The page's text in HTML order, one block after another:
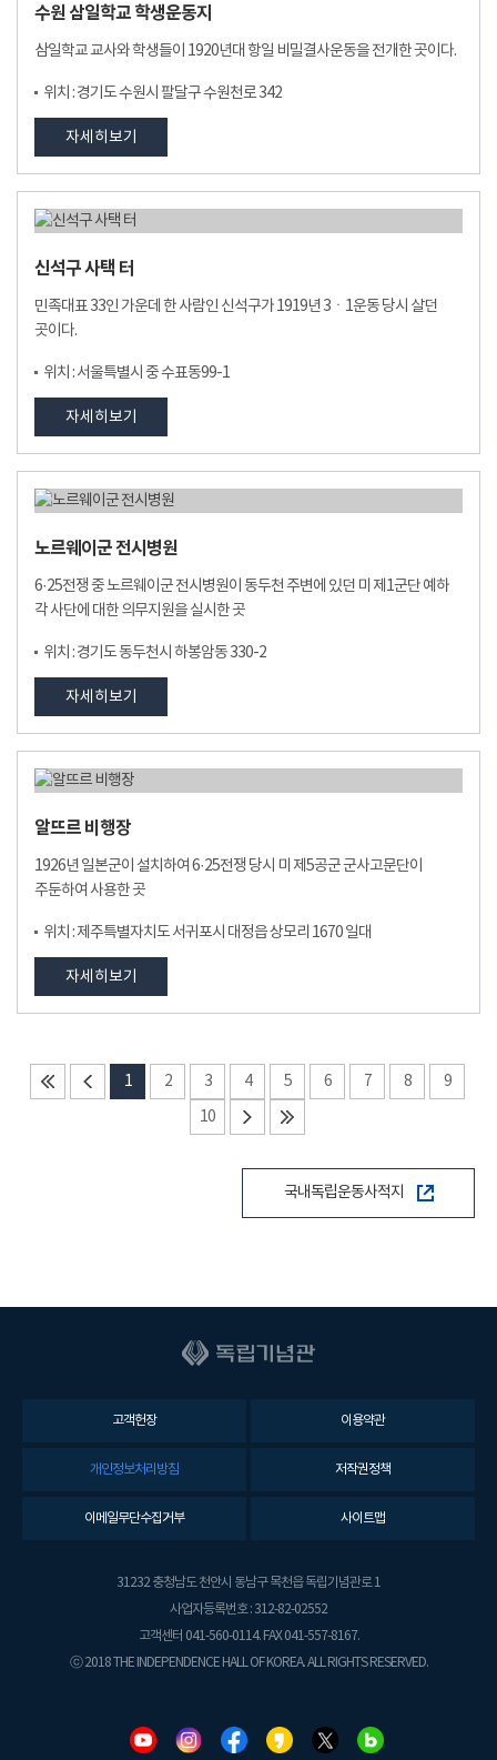
수원 삼일학교 학생운동지
삼일학교 교사와 학생들이 1920년대 항일 비밀결사운동을 전개한 곳이다.
위치 : 경기도 수원시 팔달구 수원천로 342
자세히보기
신석구 사택 터
민족대표 33인 가운데 한 사람인 신석구가 1919년 3ㆍ1운동 당시 살던
곳이다.
위치 : 서울특별시 중 수표동99-1
자세히보기
노르웨이군 전시병원
6·25전쟁 중 노르웨이군 전시병원이 동두천 주변에 있던 미 제1군단 예하
각 사단에 대한 의무지원을 실시한 곳
위치 : 경기도 동두천시 하봉암동 330-2
자세히보기
알뜨르 비행장
1926년 일본군이 설치하여 6·25전쟁 당시 미 제5공군 군사고문단이
주둔하여 사용한 곳
위치 : 제주특별자치도 서귀포시 대정읍 상모리 1670 일대
자세히보기
1 2 3 4 5 6 7 8
9
10
국내독립운동사적지
고객헌장 이용약관
개인정보처리방침 저작권정책
이메일무단수집거부 사이트맵
31232 충청남도 천안시 동남구 목천읍 독립기념관로 1
사업자등록번호 : 312-82-02552
고객센터 041-560-0114. FAX 041-557-8167.
ⓒ 2018 THE INDEPENDENCE HALL OF KOREA. ALL RIGHTS RESERVED.